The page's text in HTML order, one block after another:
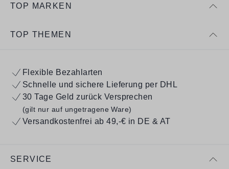
TOP MARKEN
TOP THEMEN
Flexible Bezahlarten
Schnelle und sichere Lieferung per DHL
30 Tage Geld zurück Versprechen
(gilt nur auf ungetragene Ware)
Versandkostenfrei ab 49,-€ in DE & AT
SERVICE